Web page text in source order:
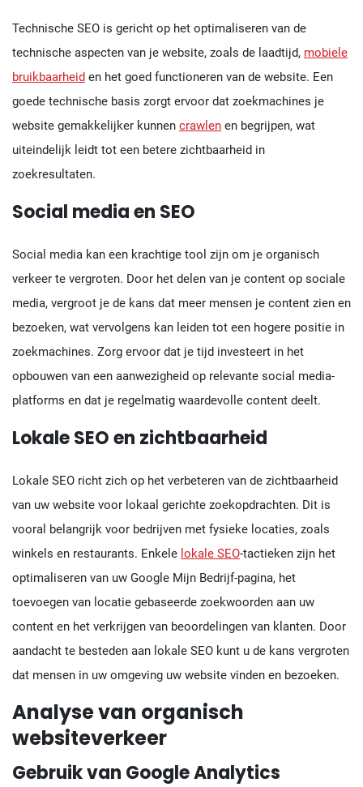
Technische SEO is gericht op het optimaliseren van de
technische aspecten van je website, zoals de laadtijd, mobiele
bruikbaarheid en het goed functioneren van de website. Een
goede technische basis zorgt ervoor dat zoekmachines je
website gemakkelijker kunnen crawlen en begrijpen, wat
uiteindelijk leidt tot een betere zichtbaarheid in
zoekresultaten.
Social media en SEO
Social media kan een krachtige tool zijn om je organisch
verkeer te vergroten. Door het delen van je content op sociale
media, vergroot je de kans dat meer mensen je content zien en
bezoeken, wat vervolgens kan leiden tot een hogere positie in
zoekmachines. Zorg ervoor dat je tijd investeert in het
opbouwen van een aanwezigheid op relevante social media-
platforms en dat je regelmatig waardevolle content deelt.
Lokale SEO en zichtbaarheid
Lokale SEO richt zich op het verbeteren van de zichtbaarheid
van uw website voor lokaal gerichte zoekopdrachten. Dit is
vooral belangrijk voor bedrijven met fysieke locaties, zoals
winkels en restaurants. Enkele lokale SEO-tactieken zijn het
optimaliseren van uw Google Mijn Bedrijf-pagina, het
toevoegen van locatie gebaseerde zoekwoorden aan uw
content en het verkrijgen van beoordelingen van klanten. Door
aandacht te besteden aan lokale SEO kunt u de kans vergroten
dat mensen in uw omgeving uw website vinden en bezoeken.
Analyse van organisch
websiteverkeer
Gebruik van Google Analytics